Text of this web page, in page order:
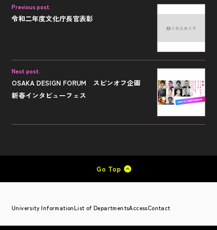
Previous post.
令和二年度文化庁長官表彰
Next post.
OSAKA DESIGN FORUM スピンオフ企画
新春インタビューフェス
Go Top
University InformationList of DepartmentsAccessContact